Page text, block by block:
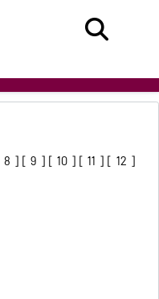
8 ] [ 9 ] [ 10 ] [ 11 ] [ 12 ]